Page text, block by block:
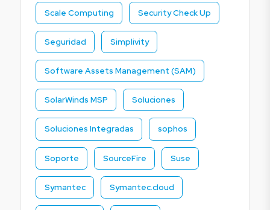
Scale Computing Security Check Up
Seguridad Simplivity
Software Assets Management (SAM)
SolarWinds MSP Soluciones
Soluciones Integradas sophos
Soporte SourceFire Suse
Symantec Symantec.cloud